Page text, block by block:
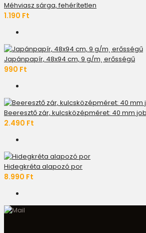
Méhviasz sárga, fehérítetlen
1.190 Ft
Japánpapír, 48x94 cm, 9 g/m˛ erősségű
990 Ft
Beeresztő zár, kulcsközépméret: 40 mm
2.490 Ft
Hidegkréta alapozó por
8.990 Ft